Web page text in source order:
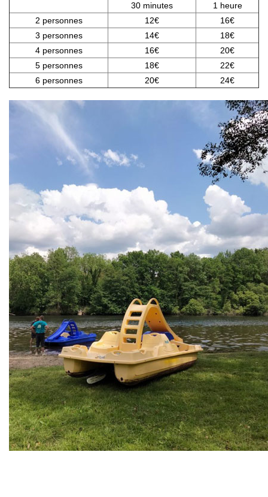
30 minutes
1 heure
2 personnes
12€
16€
3 personnes
14€
18€
4 personnes
16€
20€
5 personnes
18€
22€
6 personnes
20€ 24€